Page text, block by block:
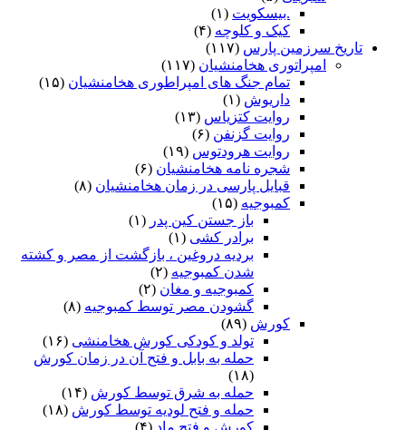
.بیسکویت (۱)
کیک و کلوچه (۴)
تاریخ سرزمین پارس (۱۱۷)
امپراتوری هخامنشیان (۱۱۷)
تمام جنگ های امپراطوری هخامنشیان (۱۵)
داریوش (۱)
روایت کتزیاس (۱۳)
روایت گزنفن (۶)
روایت هرودتوس (۱۹)
شجره نامه هخامنشیان (۶)
قبایل پارسی در زمان هخامنشیان (۸)
کمبوجیه (۱۵)
باز جستن کین پدر (۱)
برادر کشی (۱)
بردیه دروغین ، بازگشت از مصر و کشته
شدن کمبوجیه (۲)
کمبوجیه و مغان (۲)
گشودن مصر توسط کمبوجیه (۸)
کورش (۸۹)
تولد و کودکی کورش هخامنشی (۱۶)
حمله به بابل و فتح آن در زمان کورش
(۱۸)
حمله به شرق توسط کورش (۱۴)
حمله و فتح لودیه توسط کورش (۱۸)